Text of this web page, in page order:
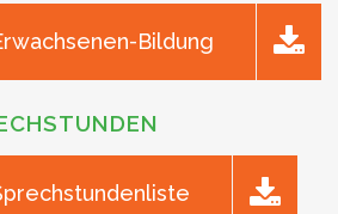
Bildung